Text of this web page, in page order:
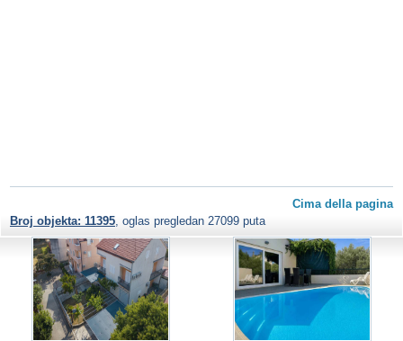
Cima della pagina
Broj objekta: 11395 , oglas pregledan 27099 puta